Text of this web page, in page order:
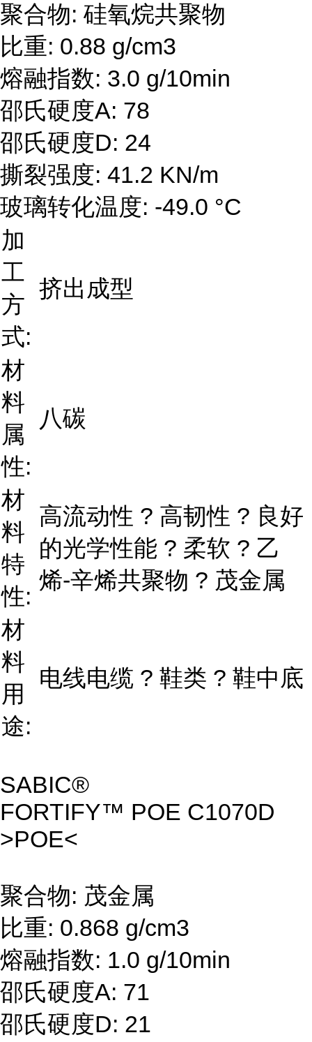
聚合物: 硅氧烷共聚物
比重: 0.88 g/cm3
熔融指数: 3.0 g/10min
邵氏硬度A: 78
邵氏硬度D: 24
撕裂强度: 41.2 KN/m
玻璃转化温度: -49.0 °C
加
工
方
式:
挤出成型
材
料
属
性:
八碳
材
料
特
性:
高流动性 ? 高韧性 ? 良好
的光学性能 ? 柔软 ? 乙
烯-辛烯共聚物 ? 茂金属
材
料
用
途:
电线电缆 ? 鞋类 ? 鞋中底
SABIC®
FORTIFY™ POE C1070D
>POE<
聚合物: 茂金属
比重: 0.868 g/cm3
熔融指数: 1.0 g/10min
邵氏硬度A: 71
邵氏硬度D: 21